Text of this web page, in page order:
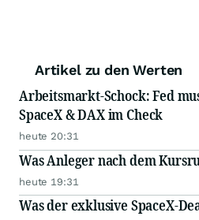
Artikel zu den Werten
Arbeitsmarkt-Schock: Fed
SpaceX & DAX im Check
heute 20:31
Was Anleger nach dem
heute 19:31
Was der exklusive SpaceX-